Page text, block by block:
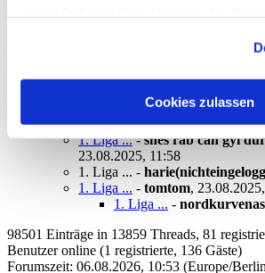
Sie unsere Webseite weiterhin nutzen.
Cookies zulassen
RSS-Feed dieser Diskussion
1. Liga ...-BlueMagic,23.08.2025,
1. Liga ...-shes rab can gyi
23.08.2025, 11:58
1. Liga ... -
1. Liga ... - tomtom,
1. Liga ... -
98501 Einträge in 13859 Threads, 81
Benutzer online (1 registrierte, 136 Gäste)
Forumszeit: 06.08.2026, 10:53 (Europe/